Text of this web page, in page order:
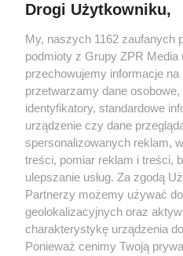
Drogi Użytkowniku,
My, naszych 1162 zaufanych
podmioty z Grupy ZPR
przechowujemy informacje na
przetwarzamy dane
identyfikatory, standardowe
urządzenie czy dane
spersonalizowanych reklam,
treści, pomiar reklam i treści,
ulepszanie usług. Za zgodą
Partnerzy możemy używać
geolokalizacyjnych oraz
charakterystykę urządzenia
Ponieważ cenimy Twoją